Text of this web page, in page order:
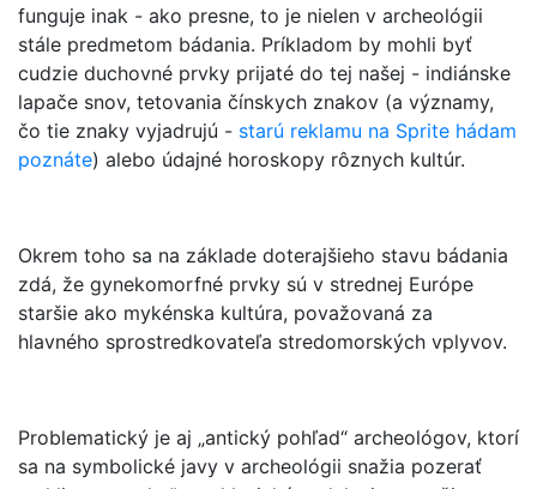
funguje inak - ako presne, to je nielen v archeológii
stále predmetom bádania. Príkladom by mohli byť
cudzie duchovné prvky prijaté do tej našej - indiánske
lapače snov, tetovania čínskych znakov (a významy,
čo tie znaky vyjadrujú - starú reklamu na Sprite hádam
poznáte) alebo údajné horoskopy rôznych kultúr.
Okrem toho sa na základe doterajšieho stavu bádania
zdá, že gynekomorfné prvky sú v strednej Európe
staršie ako mykénska kultúra, považovaná za
hlavného sprostredkovateľa stredomorských vplyvov.
Problematický je aj „antický pohľad“ archeológov, ktorí
sa na symbolické javy v archeológii snažia pozerať